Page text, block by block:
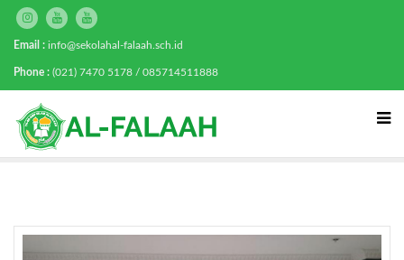
Email : info@sekolahal-falaah.sch.id
Phone : (021) 7470 5178 / 085714511888